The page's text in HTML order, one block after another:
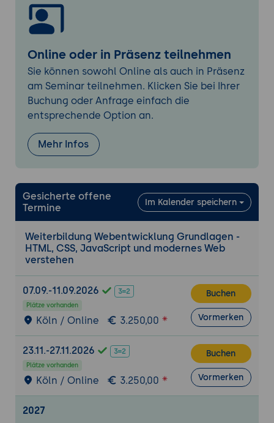
Typische Fehler im Responsive Design
vermeiden
SQL und NoSQL konzeptionell erklärt
Warum Frontends nicht direkt mit
Datenbanken arbeiten
Tag 5 - Rechtliches, Hosting, Deployment und
Grundlagen zu Datenschutz, DSGVO, BDSG
und Urheberrecht
Was Hosting bedeutet und wie Webseiten
veröffentlicht werden
Domain, Server, CDN sowie FTP und Git im
Überblick
Grundlagen der
HTML-Struktur, Performance und Meta-
Accessibility und benutzerfreundliche
Webseiten
Abschluss - Das Gesamtbild moderner
Webentwicklung verstehen
Zusammenspiel aller Technologien
Typische Abläufe in Webprojekten
Online oder in Präsenz teilnehmen
Sie können sowohl Online als auch in Präsenz
am Seminar teilnehmen. Klicken Sie bei Ihrer
Buchung oder Anfrage einfach die
entsprechende Option an.
Mehr Infos
Gesicherte offene
Termine
Im Kalender speichern
Weiterbildung Webentwicklung Grundlagen -
HTML, CSS, JavaScript und modernes Web
verstehen
07.09.-11.09.2026
Plätze vorhanden
Köln / Online 3.250,00
Buchen
Vormerken
23.11.-27.11.2026
Plätze vorhanden
Köln / Online 3.250,00
Buchen
Vormerken
2027